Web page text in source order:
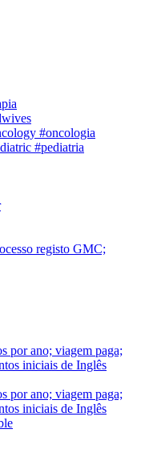
#oncologia
#pediatria
registo GMC;
por ano; viagem paga;
iniciais de Inglês
por ano; viagem paga;
iniciais de Inglês